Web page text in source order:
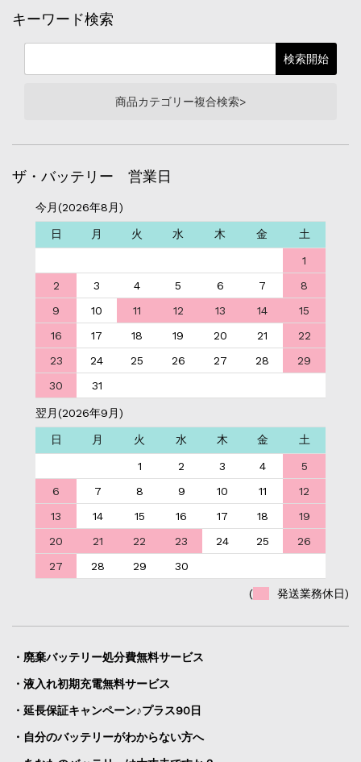
キーワード検索
商品カテゴリー複合検索>
ザ・バッテリー 営業日
今月(2026年8月)
日 月 火 水 木 金 土
1
2
3 4 5 6 7
8
9
10 11 12 13 14
15
16
17 18 19 20 21
22
23
24 25 26 27 28
29
30
31
翌月(2026年9月)
日 月 火 水 木 金 土
1 2 3 4
5
6
7 8 9 10 11
12
13
14 15 16 17 18
19
20
21 22 23 24 25
26
27
28 29 30
( 発送業務休日)
・廃棄バッテリー処分費無料サービス
・液入れ初期充電無料サービス
・延長保証キャンペーン♪プラス90日
・自分のバッテリーがわからない方へ